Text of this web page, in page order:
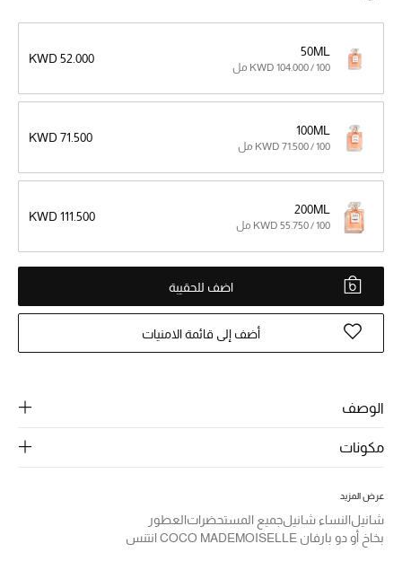
ما وصلنا حديثاً
النساء
الحقائب النسائية
الرجال
الجمال
مستلزمات المنزل
المجوهرات
جديد لدينا
نسوقوا أحدث ما وصلنا
50ML
KWD 104.000 / 100 مل
KWD 52.000
100ML
KWD 71.500 / 100 مل
KWD 71.500
200ML
KWD 55.750 / 100 مل
KWD 111.500
اضف للحقيبة
أضف إلى قائمة الامنيات
الوصف
مكونات
عرض المزيد
شانيلالنساء شانيلجميع المستحضراتالعطور
بخاخ أو دو بارفان COCO MADEMOISELLE انتنس